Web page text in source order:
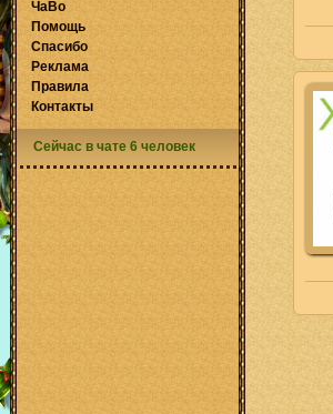
ЧаВо
Помощь
Спасибо
Реклама
Правила
Контакты
Сейчас в чате 6 человек